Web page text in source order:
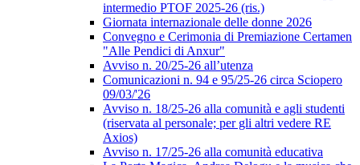
intermedio PTOF 2025-26 (ris.)
Giornata internazionale delle donne 2026
Convegno e Cerimonia di Premiazione Certamen
"Alle Pendici di Anxur"
Avviso n. 20/25-26 all’utenza
Comunicazioni n. 94 e 95/25-26 circa Sciopero
09/03/'26
Avviso n. 18/25-26 alla comunità e agli studenti
(riservata al personale; per gli altri vedere RE
Axios)
Avviso n. 17/25-26 alla comunità educativa